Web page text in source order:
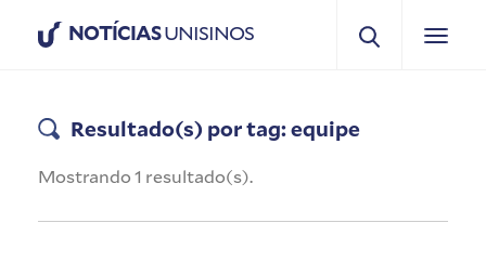
NOTÍCIASUNISINOS
Resultado(s) por tag: equipe
Mostrando 1 resultado(s).